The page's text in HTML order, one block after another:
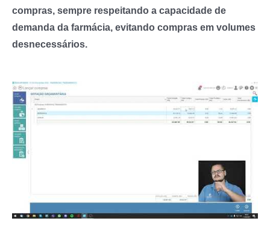
compras, sempre respeitando a capacidade de
demanda da farmácia, evitando compras em volumes
desnecessários.